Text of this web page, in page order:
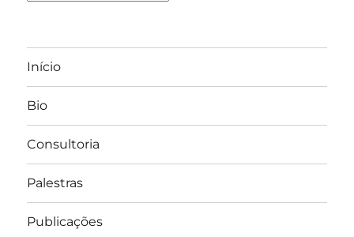
Início
Bio
Consultoria
Palestras
Publicações